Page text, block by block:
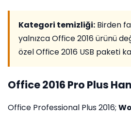
Kategori temizliği: Birden
yalnızca Office 2016 ürünü
özel Office 2016 USB paketi
Office 2016 Pro Plus
Office Professional Plus 2016;